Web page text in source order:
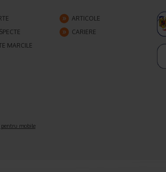
ARTICOLE
CARIERE
MARCILE
mobile